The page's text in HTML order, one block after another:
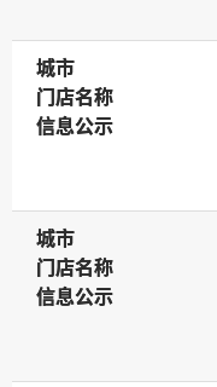
城市
城市
门店名称
门店名称
信息公示
信息公示
城市
城市
门店名称
门店名称
信息公示
信息公示